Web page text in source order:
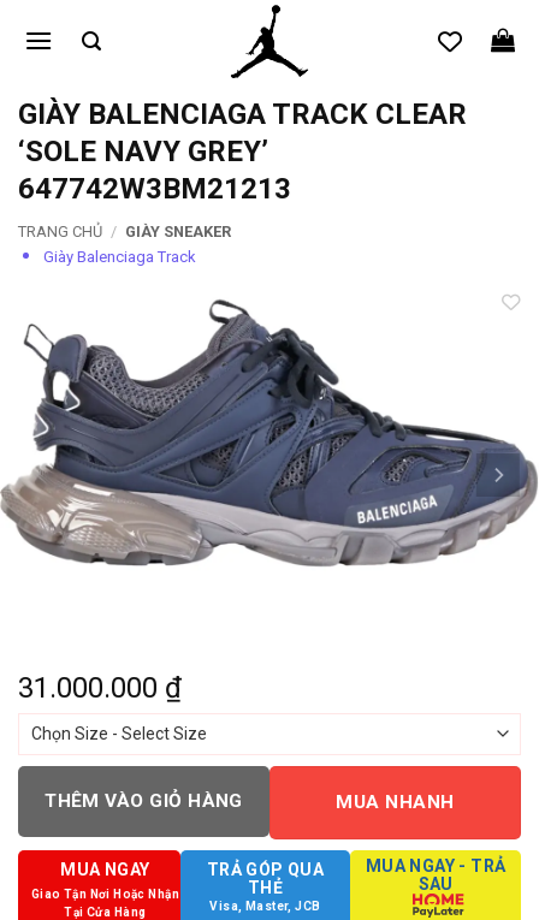
qua
dungGIÀY BALENCIAGA TRACK CLEAR
‘SOLE NAVY GREY’
647742W3BM21213
TRANG CHỦ / GIÀY SNEAKER
Giày Balenciaga Track
31.000.000 ₫
THÊM VÀO GIỎ HÀNG MUA NHANH
MUA NGAY
Giao Tận Nơi Hoặc Nhận
Tại Cửa Hàng
TRẢ GÓP QUA
THẺ
Visa, Master, JCB
MUA NGAY - TRẢ
SAU